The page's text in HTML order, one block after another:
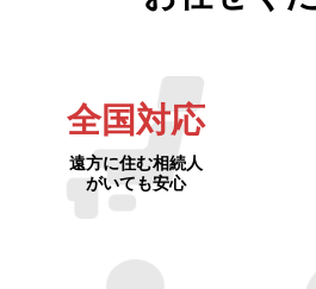
全国対応
遠方に住む相続人
がいても安心